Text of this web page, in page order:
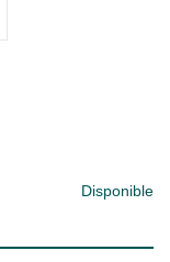
Disponible